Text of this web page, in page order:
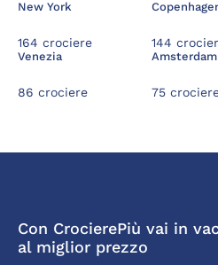
New York
164 crociere 144
Venezia
86 crociere
Amsterdam
75
Con CrocierePiù vai in
al miglior prezzo